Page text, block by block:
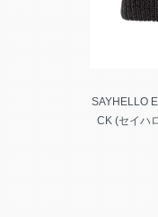
SAYHELLO
CK (セイハ